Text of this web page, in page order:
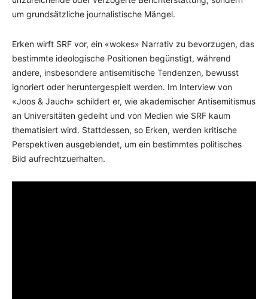
um grundsätzliche journalistische Mängel.
Erken wirft SRF vor, ein «wokes» Narrativ zu bevorzugen, das
bestimmte ideologische Positionen begünstigt, während
andere, insbesondere antisemitische Tendenzen, bewusst
ignoriert oder heruntergespielt werden. Im Interview von
«Joos & Jauch» schildert er, wie akademischer Antisemitismus
an Universitäten gedeiht und von Medien wie SRF kaum
thematisiert wird. Stattdessen, so Erken, werden kritische
Perspektiven ausgeblendet, um ein bestimmtes politisches
Bild aufrechtzuerhalten.